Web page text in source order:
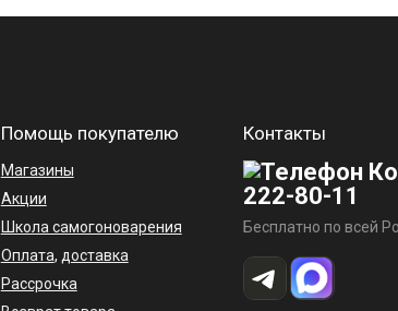
Помощь покупателю
Магазины
Акции
Школа самогоноварения
Оплата, доставка
Рассрочка
Контакты
222-80-11
Бесплатно по всей